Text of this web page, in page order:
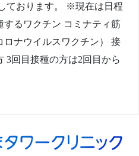
ております。 ※現在は日程
するワクチン コミナティ筋
ナウイルスワクチン） 接
3回目接種の方は2回目から